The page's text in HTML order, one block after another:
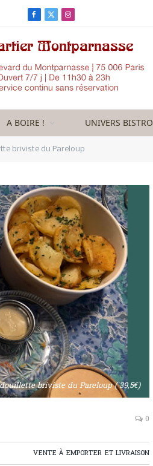
Facebook
X
Instagram
A BOIRE ! UNIVERS BISTRO
briviste du Pareloup
briviste du Pareloup ( 39,5€)
0
VENTE À EMPORTER ET LIVRAISON